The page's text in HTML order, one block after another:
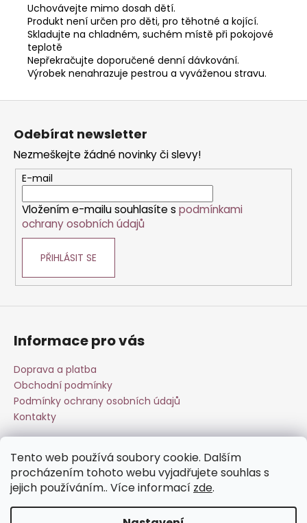
Tento web používá soubory cookie. Dalším
procházením tohoto webu vyjadřujete souhlas s
jejich používáním.. Více informací zde.
Uchovávejte mimo dosah dětí.
Produkt není určen pro děti, pro těhotné a kojící.
Skladujte na chladném, suchém místě při pokojové
teplotě
Nepřekračujte doporučené denní dávkování.
Výrobek nenahrazuje pestrou a vyváženou stravu.
Z
Odebírat newsletter
Nezmeškejte žádné novinky či slevy!
E-mail
Vložením e-mailu souhlasíte s podmínkami
ochrany osobních údajů
PŘIHLÁSIT SE
Informace pro vás
Doprava a platba
Obchodní podmínky
Podmínky ochrany osobních údajů
Kontakty
Přijímáme online platby